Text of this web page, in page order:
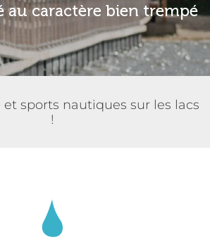
au caractère bien trempé
et sports nautiques sur les lacs
!